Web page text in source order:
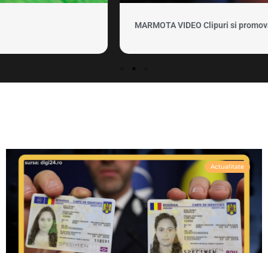
MARMOTA VIDEO Clipuri si promovare
Actualitate